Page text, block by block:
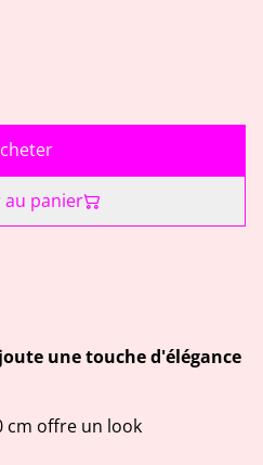
panier
une touche d'élégance
cm offre un look